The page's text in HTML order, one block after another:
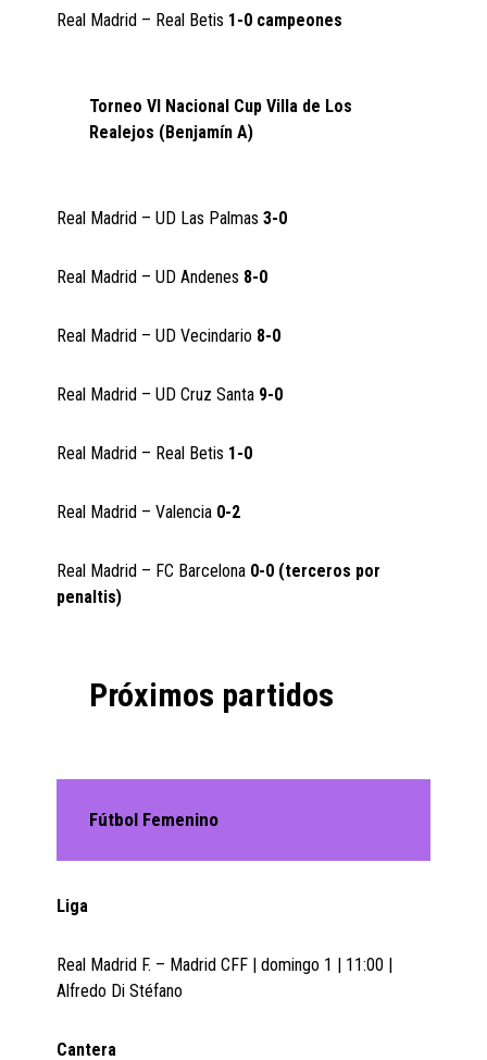
Real Madrid – Real Betis 1-0 campeones
Torneo VI Nacional Cup Villa de Los
Realejos (Benjamín A)
Real Madrid – UD Las Palmas3-0
Real Madrid – UD Andenes 8-0
Real Madrid – UD Vecindario 8-0
Real Madrid – UD Cruz Santa 9-0
Real Madrid – Real Betis 1-0
Real Madrid – Valencia 0-2
Real Madrid – FC Barcelona 0-0 (terceros por
penaltis)
Próximos partidos
Fútbol Femenino
Liga
Real Madrid F. – Madrid CFF | domingo 1 | 11:00 |
Alfredo Di Stéfano
Cantera